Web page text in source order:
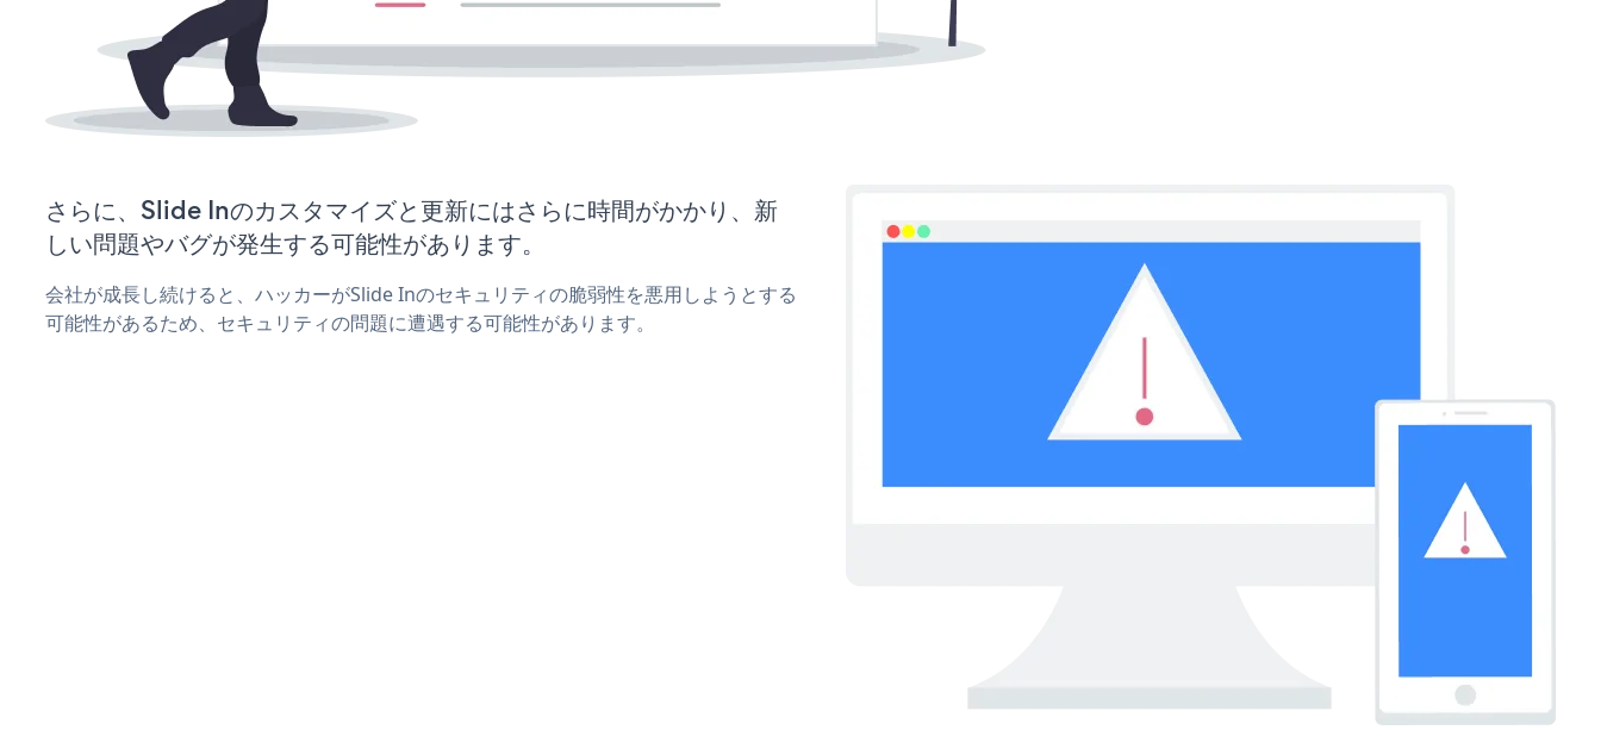
さらに、Slide Inのカスタマイズと更新にはさらに時間がかかり、新
しい問題やバグが発生する可能性があります。
会社が成長し続けると、ハッカーがSlide Inのセキュリティの脆弱性を悪用しようとする
可能性があるため、セキュリティの問題に遭遇する可能性があります。